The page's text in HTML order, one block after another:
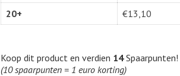
20+
€13,10
Koop dit product en verdien 14Spaarpunten!
(10 spaarpunten = 1 euro korting)